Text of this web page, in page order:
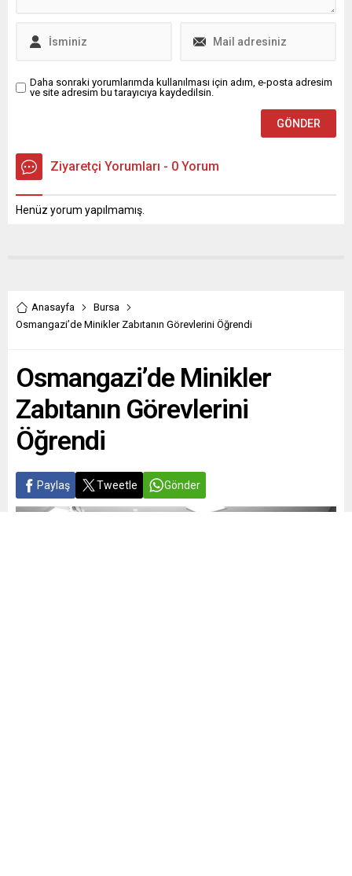
Daha sonraki yorumlarımda kullanılması için adım, e-posta adresim
ve site adresim bu tarayıcıya kaydedilsin.
Ziyaretçi Yorumları - 0 Yorum
Henüz yorum yapılmamış.
Anasayfa
Bursa
Osmangazi’de Minikler Zabıtanın Görevlerini Öğrendi
Osmangazi’de Minikler
Zabıtanın Görevlerini
Öğrendi
Paylaş Tweetle Gönder